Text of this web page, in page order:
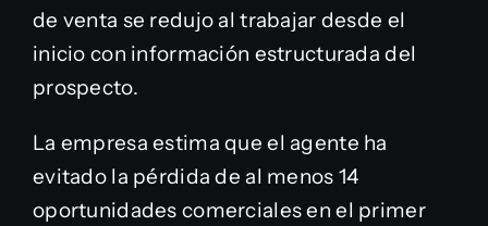
de venta se redujo al trabajar desde el
inicio con información estructurada del
prospecto.
La empresa estima que el agente ha
evitado la pérdida de al menos 14
oportunidades comerciales en el primer